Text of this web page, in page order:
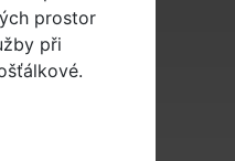
prostor
při